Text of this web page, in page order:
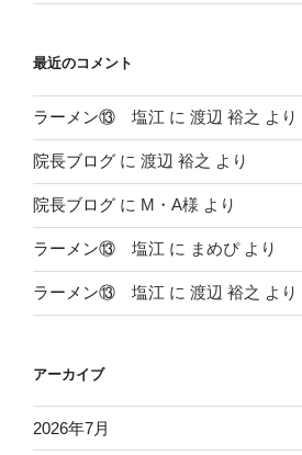
最近のコメント
ラーメン⑬ 塩江 に 渡辺 裕之 より
院長ブログ に 渡辺 裕之 より
院長ブログ に M・A様 より
ラーメン⑬ 塩江 に まめぴより
ラーメン⑬ 塩江 に 渡辺 裕之 より
アーカイブ
2026年7月